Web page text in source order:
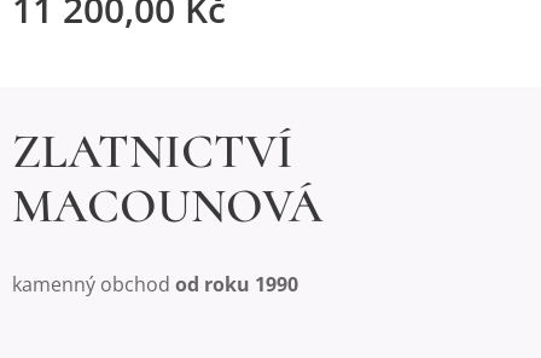
ZLATNICTVÍ
MACOUNOVÁ
kamenný obchod od roku 1990